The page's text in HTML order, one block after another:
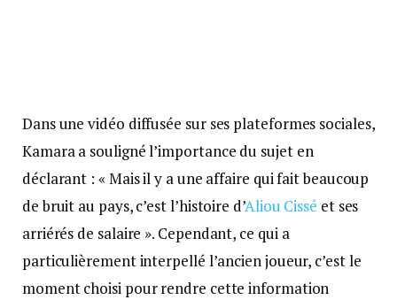
Dans une vidéo diffusée sur ses plateformes sociales,
Kamara a souligné l’importance du sujet en
déclarant : « Mais il y a une affaire qui fait beaucoup
de bruit au pays, c’est l’histoire d’Aliou Cissé et ses
arriérés de salaire ». Cependant, ce qui a
particulièrement interpellé l’ancien joueur, c’est le
moment choisi pour rendre cette information